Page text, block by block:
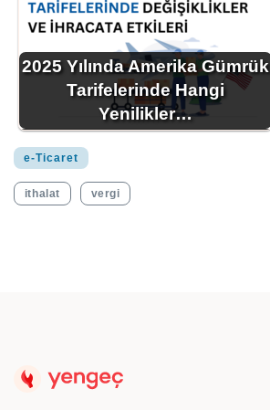
2025 Yılında Amerika Gümrük
Tarifelerinde Hangi
Yenilikler…
e-Ticaret
ithalat vergi